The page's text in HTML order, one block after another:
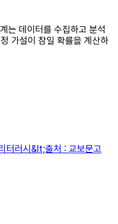
는 데이터를 수집하고 분석
가설이 참일 확률을 계산하
터러시&lt;출처 : 교보문고